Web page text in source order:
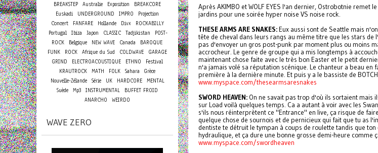
Après AKIMBO et WOLF EYES l'an dernier, Ostrobotnie remet
jardins pour une soirée hyper noise VS noise rock.
THESE ARMS ARE SNAKES:Eux aussi sont de Seattle mais
tête de cheval dans leurs rangs au même titre que les stars de
pas d'envoyer un gros post-punk par moment plus ou moins
accrocheur. Le genre de groupe qui a mis longtemps à
maintenant chose faite avec le très bon Easter et le petit
n'a jamais volé sa réputation scénique. Le chanteur a beau en
première à la dernière minute. Et puis y a le bassiste de
www.myspace.com/thesearmsaresnakes
SWORD HEAVEN: On ne savait pas trop d'où ils sortaient mais
sur Load voilà quelques temps. Ca a autant à voir avec les
s'ils nous réinterprètent ce "Entrance" en live, ça risque de
quelque chose de sournois et de pernicieux qui fait que tu as
dentiste te détruit le tympan à coups de roulette tandis que
hydraulique, et ça dure une bonne grosse demi-heure comme
www.myspace.com/swordheaven
BREAKSTEP Australie Exposition
BREAKCORE
Euskadi
UNDERGROUND IMPRO Projection
Concert FANFARE Hollande Divx
ROCKABILLY
Portugal
Ibiza Japon CLASSIC Tadjikistan
POST-
ROCK
Belgique NEW WAVE Canada
BAROQUE
FUNK
ROCK Afrique du Sud COLDWAVE
GARAGE
GRIND
ELECTROACOUSTIQUE ETHNO
Festival
KRAUTROCK MATH FOLK Sahara
Grèce
Nouvelle-Zélande
Série UK HARDCORE
MENTAL
Suède Mp3 INSTRUMENTAL
BUFFET FROID
ANARCHO
WEIRDO
WAVE ZERO